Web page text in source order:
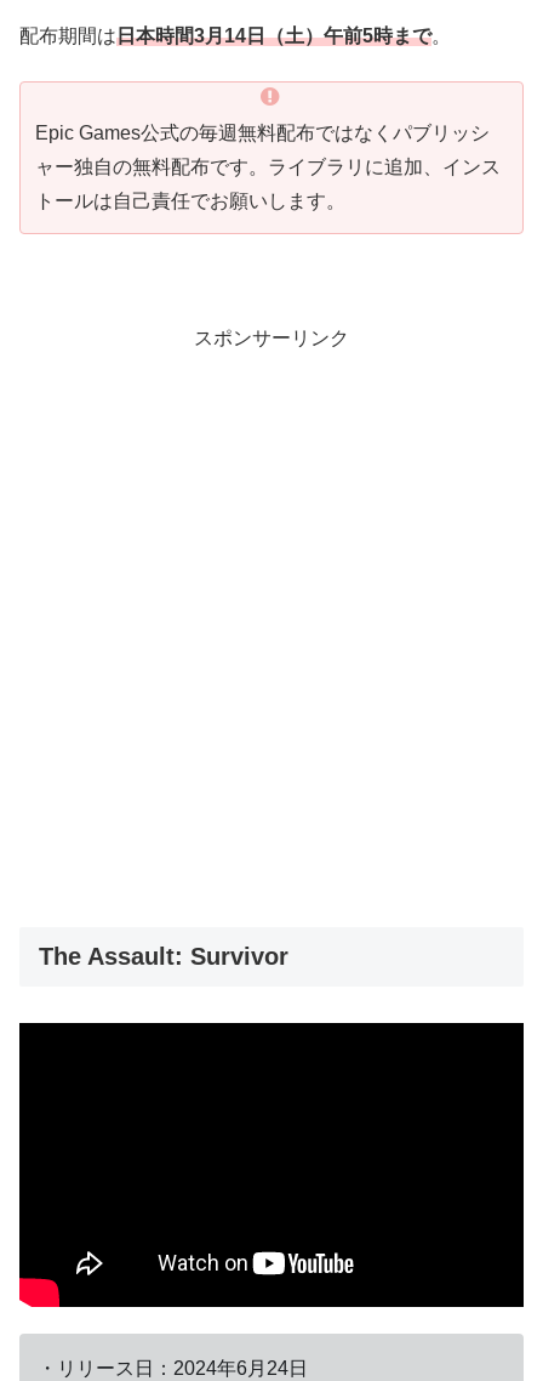
配布期間は日本時間3月14日（土）午前5時まで。
Epic Games公式の毎週無料配布ではなくパブリッシ
ャー独自の無料配布です。ライブラリに追加、インス
トールは自己責任でお願いします。
スポンサーリンク
The Assault: Survivor
・リリース日：2024年6月24日